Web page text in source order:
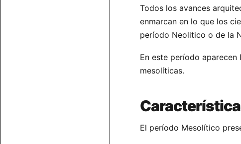
Todos los avances
enmarcan en lo que los
período Neolitico o de la
En este período aparecen
mesolíticas.
El período Mesolítico